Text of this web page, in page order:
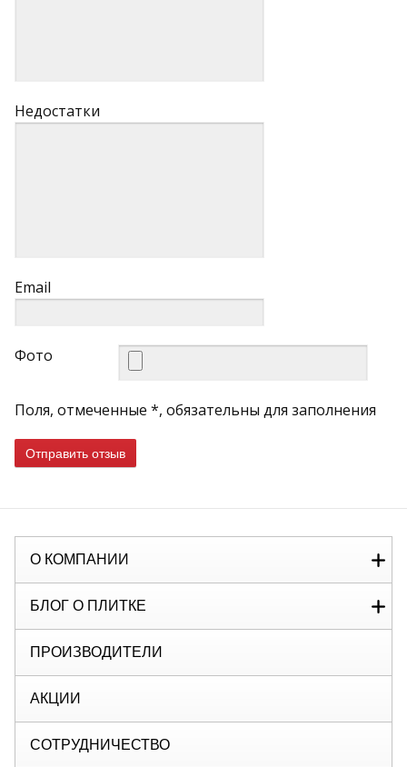
Недостатки
Email
Фото
Поля, отмеченные *, обязательны для заполнения
Отправить отзыв
О КОМПАНИИ
БЛОГ О ПЛИТКЕ
ПРОИЗВОДИТЕЛИ
АКЦИИ
СОТРУДНИЧЕСТВО